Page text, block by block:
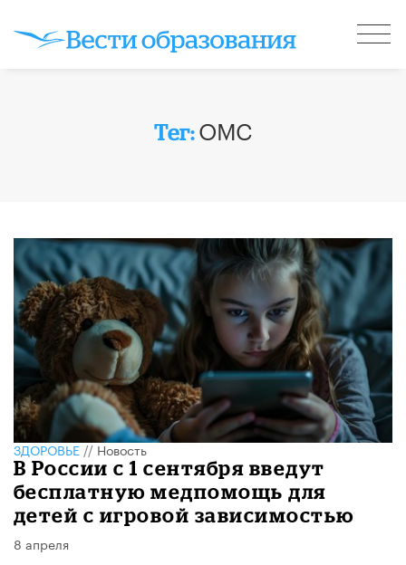
Тег:ОМС
ЗДОРОВЬЕ//Новость
В России с 1 сентября введут
бесплатную медпомощь для
детей с игровой зависимостью
8 апреля